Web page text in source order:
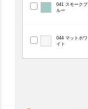
041 スモークブ
ルー
044 マットホワ
イト